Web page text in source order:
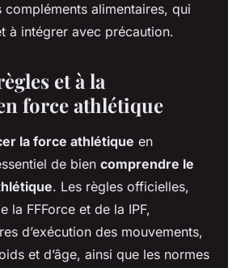
compléments alimentaires, qui
à intégrer avec précaution.
et à la
force athlétique
la force athlétique en
de bien comprendre le
. Les règles officielles,
la FFForce et de la IPF,
d’exécution des mouvements,
et d’âge, ainsi que les normes